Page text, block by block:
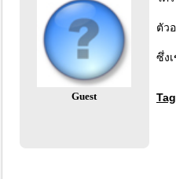
Guest
ตัว
ซึ่ง
Tag